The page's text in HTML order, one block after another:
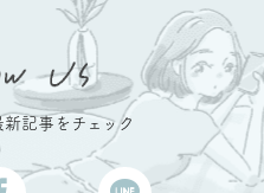
記事をチェック